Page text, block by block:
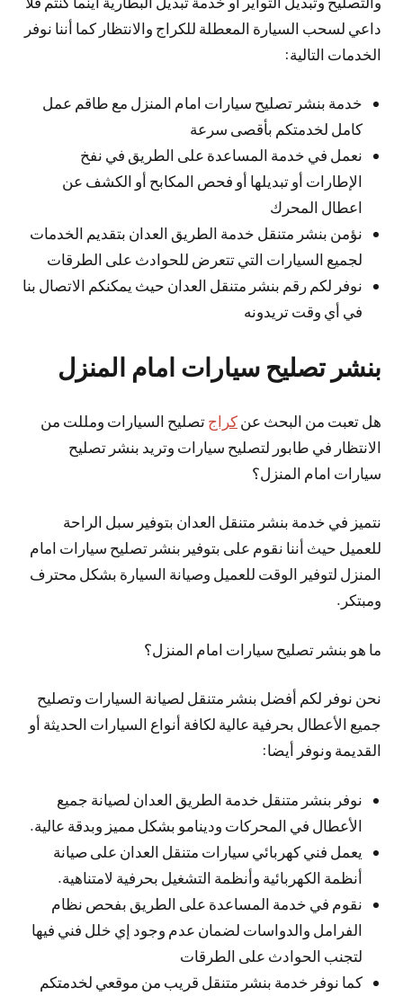
داعي لسحب السيارة المعطلة للكراج والانتظار كما أننا نوفر
الخدمات التالية:
خدمة بنشر تصليح سيارات امام المنزل مع طاقم عمل
كامل لخدمتكم بأقصى سرعة
نعمل في خدمة المساعدة على الطريق في نفخ
الإطارات أو تبديلها أو فحص المكابح أو الكشف عن
اعطال المحرك
نؤمن بنشر متنقل خدمة الطريق العدان بتقديم الخدمات
لجميع السيارات التي تتعرض للحوادث على الطرقات
نوفر لكم رقم بنشر متنقل العدان حيث يمكنكم الاتصال بنا
في أي وقت تريدونه
بنشر تصليح سيارات امام المنزل
هل تعبت من البحث عن كراج تصليح السيارات ومللت من
الانتظار في طابور لتصليح سيارات وتريد بنشر تصليح
سيارات امام المنزل؟
نتميز في خدمة بنشر متنقل العدان بتوفير سبل الراحة
للعميل حيث أننا نقوم على بتوفير بنشر تصليح سيارات امام
المنزل لتوفير الوقت للعميل وصيانة السيارة بشكل محترف
ومبتكر.
ما هو بنشر تصليح سيارات امام المنزل؟
نحن نوفر لكم أفضل بنشر متنقل لصيانة السيارات وتصليح
جميع الأعطال بحرفية عالية لكافة أنواع السيارات الحديثة أو
القديمة ونوفر أيضا:
نوفر بنشر متنقل خدمة الطريق العدان لصيانة جميع
الأعطال في المحركات ودينامو بشكل مميز وبدقة عالية.
يعمل فني كهربائي سيارات متنقل العدان على صيانة
أنظمة الكهربائية وأنظمة التشغيل بحرفية لامتناهية.
نقوم في خدمة المساعدة على الطريق بفحص نظام
الفرامل والدواسات لضمان عدم وجود إي خلل فني فيها
لتجنب الحوادث على الطرقات
كما نوفر خدمة بنشر متنقل قريب من موقعي لخدمتكم